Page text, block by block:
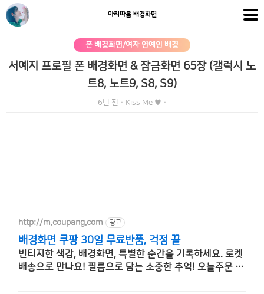
아리따움 배경화면
폰 배경화면/여자 연예인 배경
서예지 프로필 폰 배경화면 & 잠금화면 65장 (갤럭시 노
트8, 노트9, S8, S9)
6년 전 · Kiss Me ♥ ·
http://m.coupang.com 광고
배경화면 쿠팡 30일 무료반품, 걱정 끝
빈티지한 색감, 배경화면, 특별한 순간을 기록하세요. 로켓
배송으로 만나요! 필름으로 담는 소중한 추억! 오늘주문 내